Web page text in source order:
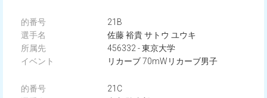
21B
佐藤 裕貴 サトウ ユウキ
456332 - 東京大学
リカーブ 70mWリカーブ男子
21C